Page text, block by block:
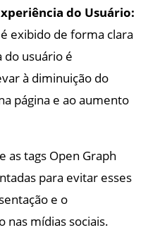
do Usuário:
exibido de forma clara
do usuário é
à diminuição do
página e ao aumento
as tags Open Graph
para evitar esses
e o
nas mídias sociais.